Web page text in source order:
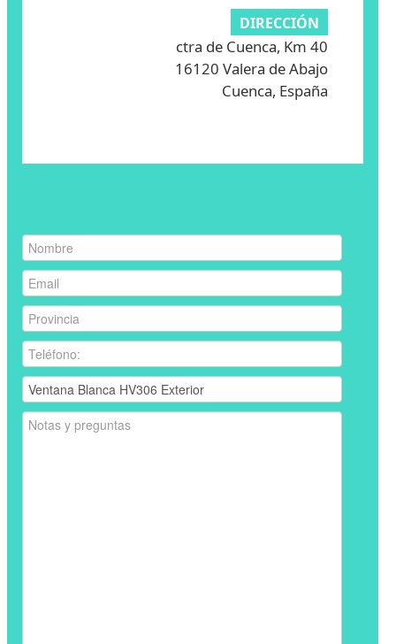
DIRECCIÓN
ctra de Cuenca, Km 40
16120 Valera de Abajo
Cuenca, España